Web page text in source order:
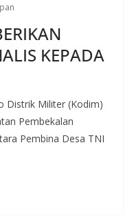
KEPADA
Distrik Militer (Kodim)
Pembekalan
Pembina Desa TNI